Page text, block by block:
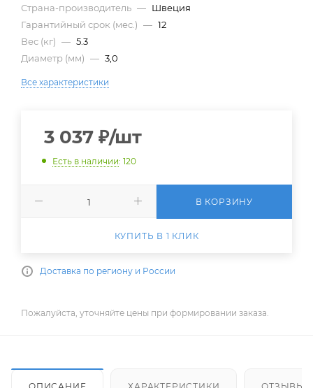
Страна-производитель — Швеция
Гарантийный срок (мес.) — 12
Вес (кг) — 5.3
Диаметр (мм) — 3,0
Все характеристики
3 037 ₽/шт
Есть в наличии: 120
В КОРЗИНУ
КУПИТЬ В 1 КЛИК
Доставка по региону и России
Пожалуйста, уточняйте цены при формировании заказа.